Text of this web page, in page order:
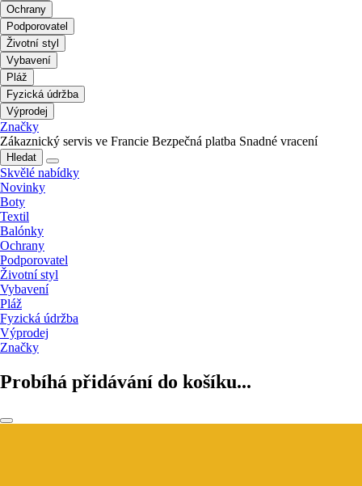
Ochrany
Podporovatel
Životní styl
Vybavení
Pláž
Fyzická údržba
Výprodej
Značky
Zákaznický servis ve Francie Bezpečná platba Snadné vracení
Hledat
Skvělé nabídky
Novinky
Boty
Textil
Balónky
Ochrany
Podporovatel
Životní styl
Vybavení
Pláž
Fyzická údržba
Výprodej
Značky
Probíhá přidávání do košíku...